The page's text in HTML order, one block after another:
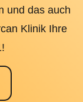
und das auch
Klinik Ihre